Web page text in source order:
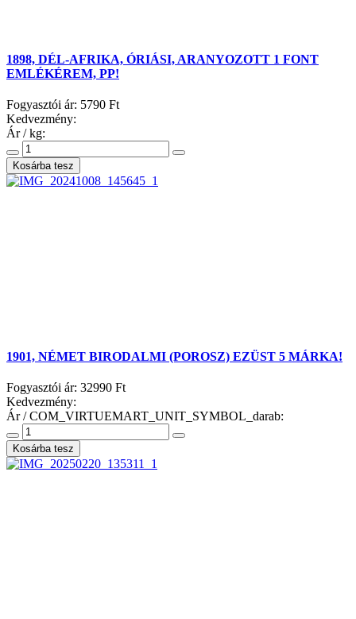
1898, DÉL-AFRIKA, ÓRIÁSI, ARANYOZOTT 1 FONT
EMLÉKÉREM, PP!
Fogyasztói ár: 5790 Ft
Kedvezmény:
Ár / kg:
1901, NÉMET BIRODALMI (POROSZ) EZÜST 5 MÁRKA!
Fogyasztói ár: 32990 Ft
Kedvezmény:
Ár / COM_VIRTUEMART_UNIT_SYMBOL_darab: